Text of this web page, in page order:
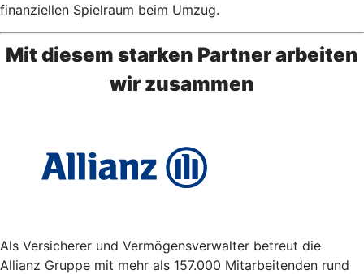
finanziellen Spielraum beim Umzug.
Mit diesem starken Partner arbeiten
wir zusammen
Als Versicherer und Vermögensverwalter betreut die
Allianz Gruppe mit mehr als 157.000 Mitarbeitenden rund